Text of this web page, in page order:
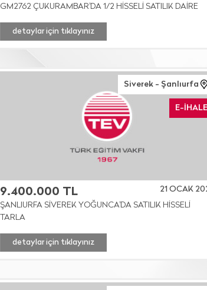
GM2762 ÇUKURAMBAR'DA 1/2 HİSSELİ SATILIK DAİRE
detaylar için tıklayınız
Siverek - Şanlıurfa
E-İHALE
9.400.000 TL
21 OCAK
ŞANLIURFA SİVEREK YOĞUNCA'DA SATILIK HİSSELİ
TARLA
detaylar için tıklayınız